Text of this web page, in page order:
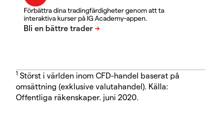
Förbättra dina tradingfärdigheter genom att ta
interaktiva kurser på IG Academy-appen.
1 Störst i världen inom CFD-handel baserat på
omsättning (exklusive valutahandel). Källa:
Offentliga räkenskaper. juni 2020.